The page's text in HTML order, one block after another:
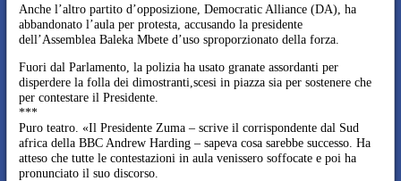
Anche l’altro partito d’opposizione, Democratic Alliance (DA), ha
abbandonato l’aula per protesta, accusando la presidente
dell’Assemblea Baleka Mbete d’uso sproporzionato della forza.
Fuori dal Parlamento, la polizia ha usato granate assordanti per
disperdere la folla dei dimostranti,scesi in piazza sia per sostenere che
per contestare il Presidente.
***
Puro teatro. «Il Presidente Zuma – scrive il corrispondente dal Sud
africa della BBC Andrew Harding – sapeva cosa sarebbe successo. Ha
atteso che tutte le contestazioni in aula venissero soffocate e poi ha
pronunciato il suo discorso.